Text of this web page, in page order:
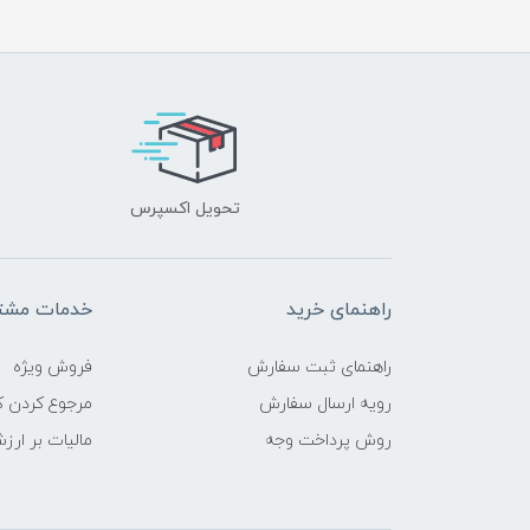
تحویل اکسپرس
راهنمای خرید
راهنمای ثبت سفارش
رویه ارسال سفارش
روش پرداخت وجه
خدمات
فروش ویژه
مرجوع کردن
مالیات بر